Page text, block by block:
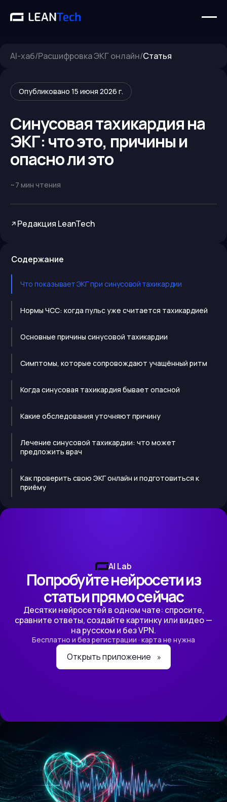
AI-хаб/Расшифровка ЭКГ онлайн/Статья
Опубликовано 15 июня 2026 г.
Синусовая тахикардия на
ЭКГ: что это, причины и
опасно ли это
~7 мин чтения
Редакция LeanTech
Содержание
Что показывает ЭКГ при синусовой тахикардии
Нормы ЧСС: когда пульс уже считается тахикардией
Основные причины синусовой тахикардии
Симптомы, которые сопровождают учащённый ритм
Когда синусовая тахикардия бывает опасной
Какие обследования уточняют причину
Лечение синусовой тахикардии: что может
предложить врач
Как проверить свою ЭКГ онлайн и подготовиться к
приёму
AI Lab
Попробуйте нейросети из
статьи прямо сейчас
Десятки нейросетей в одном чате: спросите,
сравните ответы, создайте картинку или видео —
на русском и без VPN.
Бесплатно и без регистрации · карта не нужна
Открыть приложение »